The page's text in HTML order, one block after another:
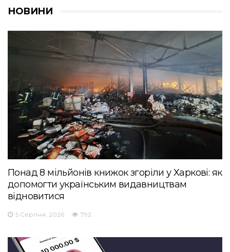
НОВИНИ
Понад 8 мільйонів книжок згоріли у Харкові: як
допомогти українським видавництвам
відновитися
5 Серпня, 2026 792